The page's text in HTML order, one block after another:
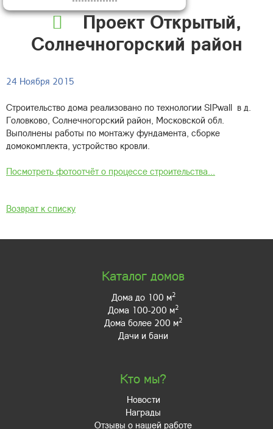
Проект Открытый,
Солнечногорский район
24 Ноября 2015
Строительство дома реализовано по технологии SIPwall в д.
Головково, Солнечногорский район, Московской обл.
Выполнены работы по монтажу фундамента, сборке
домокомплекта, устройство кровли.
Посмотреть фотоотчёт о процессе строительства...
Возврат к списку
Каталог домов
Дома до 100 м2
Дома 100-200 м2
Дома более 200 м2
Дачи и бани
Кто мы?
Новости
Награды
Отзывы о нашей работе